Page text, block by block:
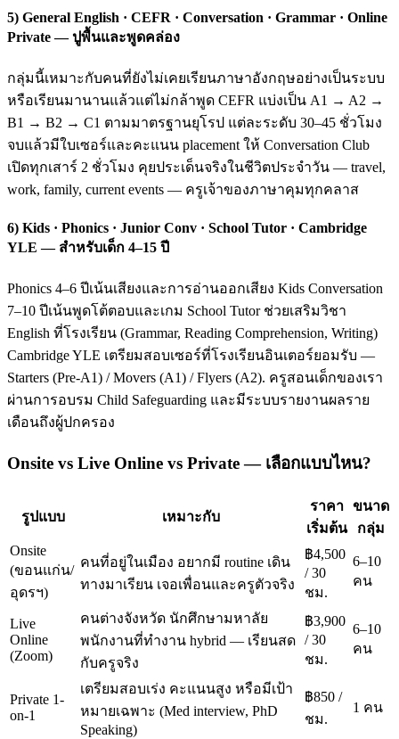
5) General English · CEFR · Conversation · Grammar · Online
Private — ปูพื้นและพูดคล่อง
กลุ่มนี้เหมาะกับคนที่ยังไม่เคยเรียนภาษาอังกฤษอย่างเป็นระบบ
หรือเรียนมานานแล้วแต่ไม่กล้าพูด CEFR แบ่งเป็น A1 → A2 →
B1 → B2 → C1 ตามมาตรฐานยุโรป แต่ละระดับ 30–45 ชั่วโมง
จบแล้วมีใบเซอร์และคะแนน placement ให้ Conversation Club
เปิดทุกเสาร์ 2 ชั่วโมง คุยประเด็นจริงในชีวิตประจำวัน — travel,
work, family, current events — ครูเจ้าของภาษาคุมทุกคลาส
6) Kids · Phonics · Junior Conv · School Tutor · Cambridge
YLE — สำหรับเด็ก 4–15 ปี
Phonics 4–6 ปีเน้นเสียงและการอ่านออกเสียง Kids Conversation
7–10 ปีเน้นพูดโต้ตอบและเกม School Tutor ช่วยเสริมวิชา
English ที่โรงเรียน (Grammar, Reading Comprehension, Writing)
Cambridge YLE เตรียมสอบเซอร์ที่โรงเรียนอินเตอร์ยอมรับ —
Starters (Pre-A1) / Movers (A1) / Flyers (A2). ครูสอนเด็กของเรา
ผ่านการอบรม Child Safeguarding และมีระบบรายงานผลราย
เดือนถึงผู้ปกครอง
Onsite vs Live Online vs Private — เลือกแบบไหน?
รูปแบบ เหมาะกับ
ราคา
เริ่มต้น
ขนาด
กลุ่ม
Onsite
(ขอนแก่น/
อุดรฯ)
คนที่อยู่ในเมือง อยากมี routine เดิน
ทางมาเรียน เจอเพื่อนและครูตัวจริง
฿4,500
/ 30
ชม.
6–10
คน
Live
Online
(Zoom)
คนต่างจังหวัด นักศึกษามหาลัย
พนักงานที่ทำงาน hybrid — เรียนสด
กับครูจริง
฿3,900
/ 30
ชม.
6–10
คน
Private 1-
on-1
เตรียมสอบเร่ง คะแนนสูง หรือมีเป้า
หมายเฉพาะ (Med interview, PhD
Speaking)
฿850 /
ชม.
1 คน